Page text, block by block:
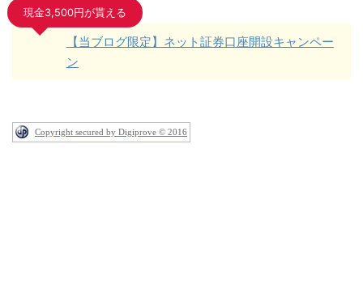
現金3,500円が貰える
【当ブログ限定】ネット証券口座開設キャンペー
ン
Copyright secured by Digiprove © 2016